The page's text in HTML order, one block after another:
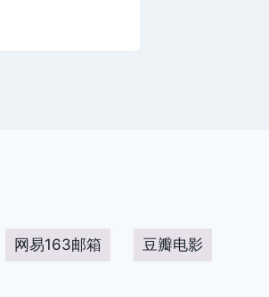
网易163邮箱 豆瓣电影